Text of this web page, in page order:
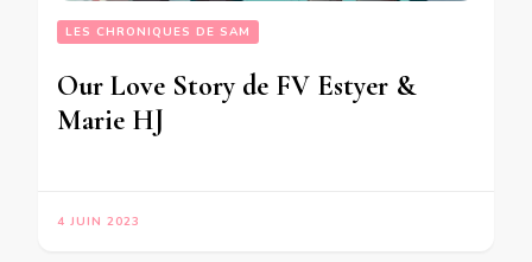
LES CHRONIQUES DE SAM
Our Love Story de FV Estyer &
Marie HJ
4 JUIN 2023